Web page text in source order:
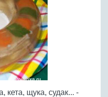
кета, щука, судак... -